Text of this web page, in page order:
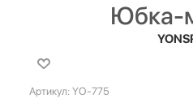
Юбка-
Артикул: YO-775